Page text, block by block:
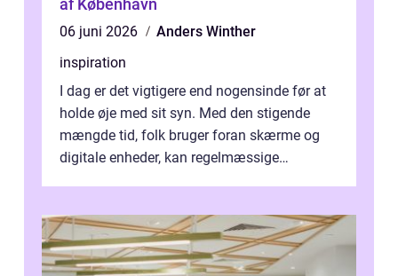
af København
06 juni 2026
Anders Winther
inspiration
I dag er det vigtigere end nogensinde før at
holde øje med sit syn. Med den stigende
mængde tid, folk bruger foran skærme og
digitale enheder, kan regelmæssige